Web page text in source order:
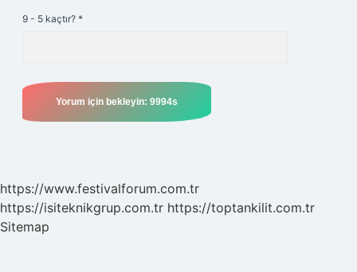
9 - 5 kaçtır? *
https://www.festivalforum.com.tr
https://isiteknikgrup.com.tr https://toptankilit.com.tr
Sitemap